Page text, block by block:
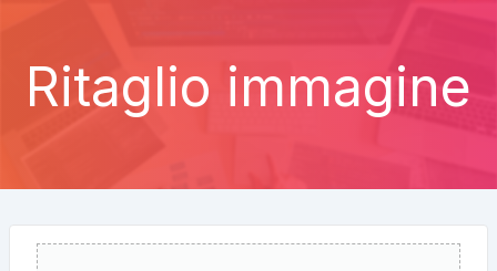
Ritaglio immagine